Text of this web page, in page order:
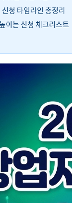
청 타임라인 총정리
이는 신청 체크리스트